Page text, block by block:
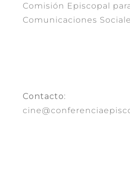
Comisión Episcopal
Comunicaciones
Contacto: